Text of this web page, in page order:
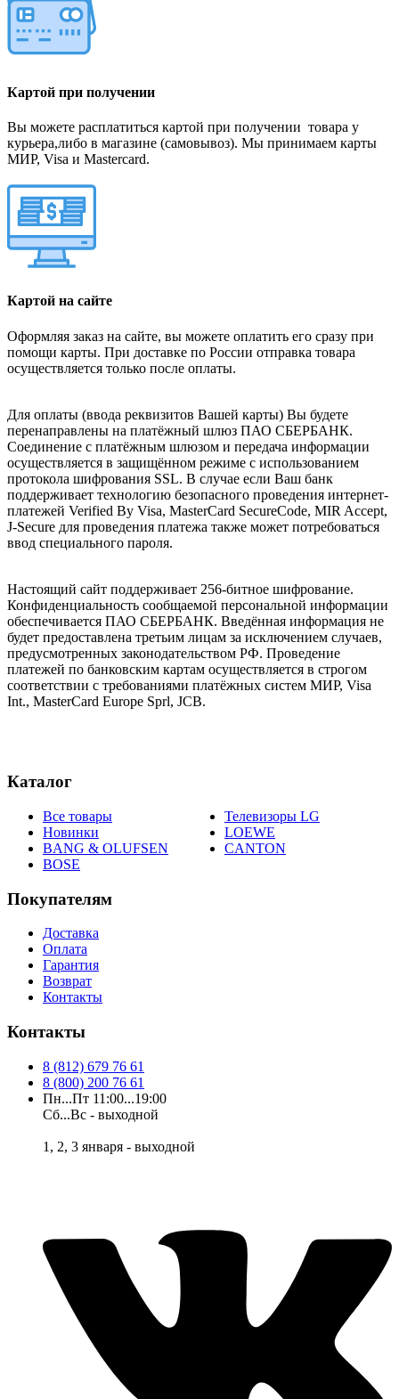
Картой при получении
Вы можете расплатиться картой при получении товара у
курьера,либо в магазине (самовывоз). Мы принимаем карты
МИР, Visa и Mastercard.
Картой на сайте
Оформляя заказ на сайте, вы можете оплатить его сразу при
помощи карты. При доставке по России отправка товара
осуществляется только после оплаты.
Для оплаты (ввода реквизитов Вашей карты) Вы будете
перенаправлены на платёжный шлюз ПАО СБЕРБАНК.
Соединение с платёжным шлюзом и передача информации
осуществляется в защищённом режиме с использованием
протокола шифрования SSL. В случае если Ваш банк
поддерживает технологию безопасного проведения интернет-
платежей Verified By Visa, MasterCard SecureCode, MIR Accept,
J-Secure для проведения платежа также может потребоваться
ввод специального пароля.
Настоящий сайт поддерживает 256-битное шифрование.
Конфиденциальность сообщаемой персональной информации
обеспечивается ПАО СБЕРБАНК. Введённая информация не
будет предоставлена третьим лицам за исключением случаев,
предусмотренных законодательством РФ. Проведение
платежей по банковским картам осуществляется в строгом
соответствии с требованиями платёжных систем МИР, Visa
Int., MasterCard Europe Sprl, JCB.
Каталог
Все товары
Новинки
BANG & OLUFSEN
BOSE
Телевизоры LG
LOEWE
CANTON
Покупателям
Доставка
Оплата
Гарантия
Возврат
Контакты
Контакты
8 (812) 679 76 61
8 (800) 200 76 61
Пн...Пт 11:00...19:00
Сб...Вс - выходной
1, 2, 3 января - выходной